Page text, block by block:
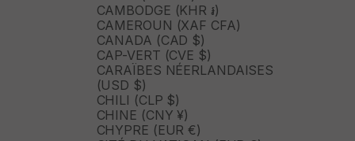
CAMBODGE (KHR ៛)
CAMEROUN (XAF CFA)
CANADA (CAD $)
CAP-VERT (CVE $)
CARAÏBES NÉERLANDAISES
(USD $)
CHILI (CLP $)
CHINE (CNY ¥)
CHYPRE (EUR €)